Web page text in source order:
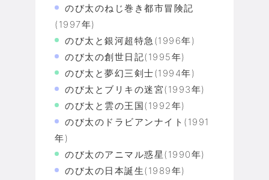
のび太のねじ巻き都市冒険記
(1997年)
のび太と銀河超特急(1996年)
のび太の創世日記(1995年)
のび太と夢幻三剣士(1994年)
のび太とブリキの迷宮(1993年)
のび太と雲の王国(1992年)
のび太のドラビアンナイト(1991
年)
のび太のアニマル惑星(1990年)
のび太の日本誕生(1989年)